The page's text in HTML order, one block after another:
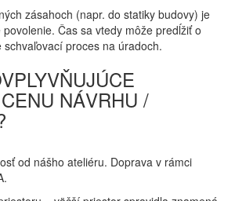
zásahoch (napr. do statiky budovy) je
Čas sa vtedy môže predĺžiť o
proces na úradoch.
NÁVRHU /
od nášho ateliéru. Doprava v rámci